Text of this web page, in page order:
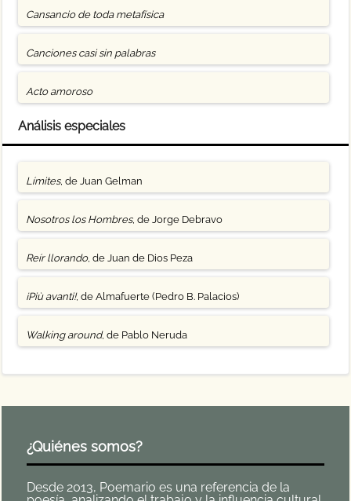
Cansancio de toda metafísica
Canciones casi sin palabras
Acto amoroso
Análisis especiales
Límites, de Juan Gelman
Nosotros los Hombres, de Jorge Debravo
Reír llorando, de Juan de Dios Peza
¡Più avanti!, de Almafuerte (Pedro B. Palacios)
Walking around, de Pablo Neruda
¿Quiénes somos?
Desde 2013, Poemario es una referencia de la